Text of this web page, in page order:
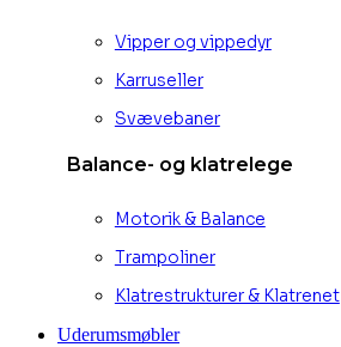
Vipper og vippedyr
Karruseller
Svævebaner
Balance- og klatrelege
Motorik & Balance
Trampoliner
Klatrestrukturer & Klatrenet
Uderumsmøbler